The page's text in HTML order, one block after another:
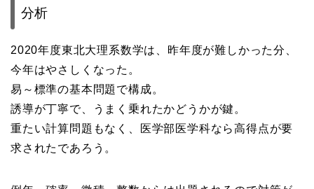
分析
2020年度東北大理系数学は、昨年度が難しかった分、
今年はやさしくなった。
易～標準の基本問題で構成。
誘導が丁寧で、うまく乗れたかどうかが鍵。
重たい計算問題もなく、医学部医学科なら高得点が要
求されたであろう。